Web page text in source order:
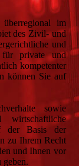
im
des Zivil- und
und
für private und
kompetenter
können Sie auf
sowie
der Basis der
zu Ihrem Recht
und Ihnen vor
geben.